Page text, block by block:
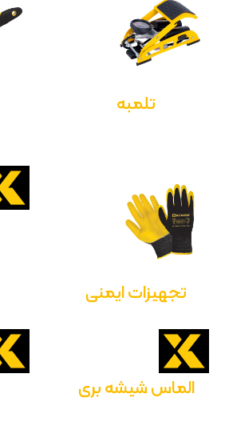
تلمبه
تجهیزات ایمنی
الماس شیشه بری